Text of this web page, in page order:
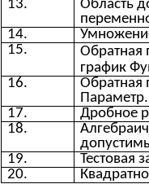
13.
Область
14.
15.
Обратная
график
16.
Обратная
Параметр.
17.
Дробное
18.
19.
Тестовая
20.